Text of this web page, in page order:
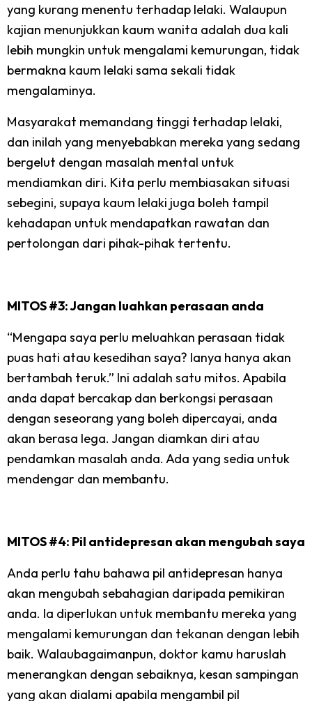
yang kurang menentu terhadap lelaki. Walaupun
kajian menunjukkan kaum wanita adalah dua kali
lebih mungkin untuk mengalami kemurungan, tidak
bermakna kaum lelaki sama sekali tidak
mengalaminya.
Masyarakat memandang tinggi terhadap lelaki,
dan inilah yang menyebabkan mereka yang sedang
bergelut dengan masalah mental untuk
mendiamkan diri. Kita perlu membiasakan situasi
sebegini, supaya kaum lelaki juga boleh tampil
kehadapan untuk mendapatkan rawatan dan
pertolongan dari pihak-pihak tertentu.
MITOS #3: Jangan luahkan perasaan anda
“Mengapa saya perlu meluahkan perasaan tidak
puas hati atau kesedihan saya? Ianya hanya akan
bertambah teruk.” Ini adalah satu mitos. Apabila
anda dapat bercakap dan berkongsi perasaan
dengan seseorang yang boleh dipercayai, anda
akan berasa lega. Jangan diamkan diri atau
pendamkan masalah anda. Ada yang sedia untuk
mendengar dan membantu.
MITOS #4: Pil antidepresan akan mengubah saya
Anda perlu tahu bahawa pil antidepresan hanya
akan mengubah sebahagian daripada pemikiran
anda. Ia diperlukan untuk membantu mereka yang
mengalami kemurungan dan tekanan dengan lebih
baik. Walaubagaimanpun, doktor kamu haruslah
menerangkan dengan sebaiknya, kesan sampingan
yang akan dialami apabila mengambil pil